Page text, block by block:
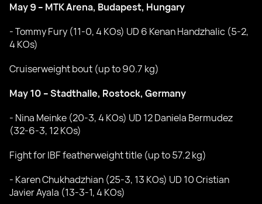
May 9 – MTK Arena, Budapest, Hungary
- Tommy Fury (11-0, 4 KOs) UD 6 Kenan Handzhalic (5-2,
4 KOs)
Cruiserweight bout (up to 90.7 kg)
May 10 – Stadthalle, Rostock, Germany
- Nina Meinke (20-3, 4 KOs) UD 12 Daniela Bermudez
(32-6-3, 12 KOs)
Fight for IBF featherweight title (up to 57.2 kg)
- Karen Chukhadzhian (25-3, 13 KOs) UD 10 Cristian
Javier Ayala (13-3-1, 4 KOs)